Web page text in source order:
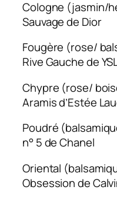
­Cologne (jasmin/
Sauvage de Dior
­Fougère (rose/
Rive Gauche de
­Chypre (rose/
Aramis d’Estée
­Poudré
n° 5 de Chanel
­Oriental
Obsession de